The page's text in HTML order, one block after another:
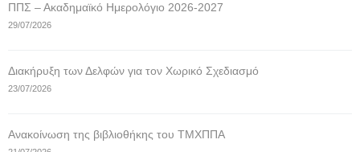
ΠΠΣ – Ακαδημαϊκό Ημερολόγιο 2026-2027
29/07/2026
Διακήρυξη των Δελφών για τον Χωρικό Σχεδιασμό
23/07/2026
Ανακοίνωση της βιβλιοθήκης του ΤΜΧΠΠΑ